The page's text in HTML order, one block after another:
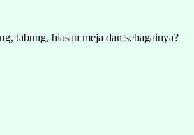
tabung, hiasan meja dan sebagainya?